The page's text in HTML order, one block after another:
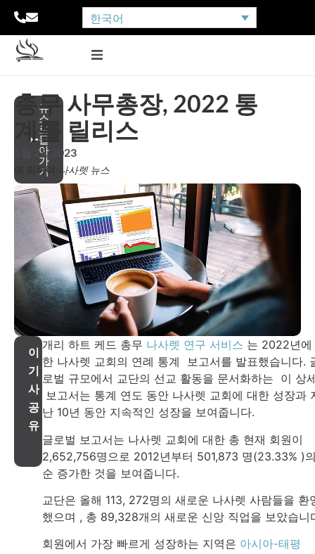
한국어
뉴
스
로
돌
아
가
기
총무 사무총장, 2022 통
계를 릴리스
1월 25, 2023
에 의하여: 나사렛 뉴스
이
기
사
공
유
개리 하트 케드 총무 나사렛 연구 서비스 는 2022년에
한 나사렛 교회의 연례 통계 보고서를 발표했습니다.
로벌 규모에서 교단의 선교 활동을 문서화하는 이 상
보고서는 통계 연도 동안 나사렛 교회에 대한 성장과
난 10년 동안 지속적인 성장을 보여줍니다.
글로벌 보고서는 나사렛 교회에 대한 총 현재 회원이
2,652,756명으로 2012년부터 501,873 명(23.33% )
순 증가한 것을 보여줍니다.
교단은 올해 113, 272명의 새로운 나사렛 사람들을 환
했으며 , 총 89,328개의 새로운 신앙 직업을 보았습니
회원에서 가장 빠르게 성장하는 지역은 아시아-태평